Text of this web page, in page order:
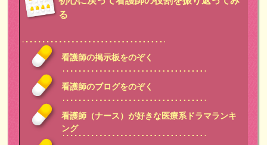
る
看護師の掲示板をのぞく
看護師のブログをのぞく
看護師（ナース）が好きな医療系ドラマランキ
ング